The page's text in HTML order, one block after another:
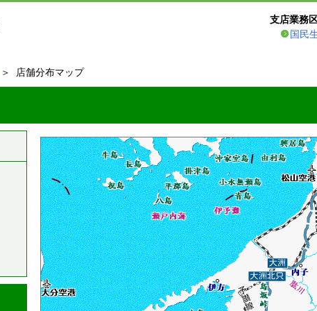
支店業務
国民
＞ 店舗分布マップ